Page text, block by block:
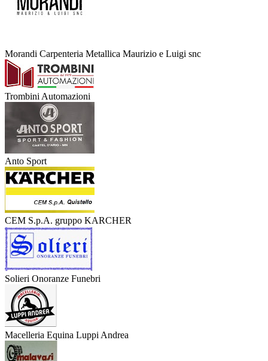
Morandi Carpenteria Metallica Maurizio e Luigi snc
Trombini Automazioni
Anto Sport
CEM S.p.A. gruppo KARCHER
Solieri Onoranze Funebri
Macelleria Equina Luppi Andrea